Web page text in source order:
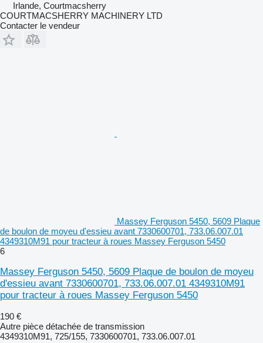
Irlande, Courtmacsherry
COURTMACSHERRY MACHINERY LTD
Contacter le vendeur
Massey Ferguson 5450, 5609 Plaque
de boulon de moyeu d'essieu avant 7330600701, 733.06.007.01
4349310M91 pour tracteur à roues Massey Ferguson 5450
6
Massey Ferguson 5450, 5609 Plaque de boulon de moyeu
d'essieu avant 7330600701, 733.06.007.01 4349310M91
pour tracteur à roues Massey Ferguson 5450
190 €
Autre pièce détachée de transmission
4349310M91, 725/155, 7330600701, 733.06.007.01